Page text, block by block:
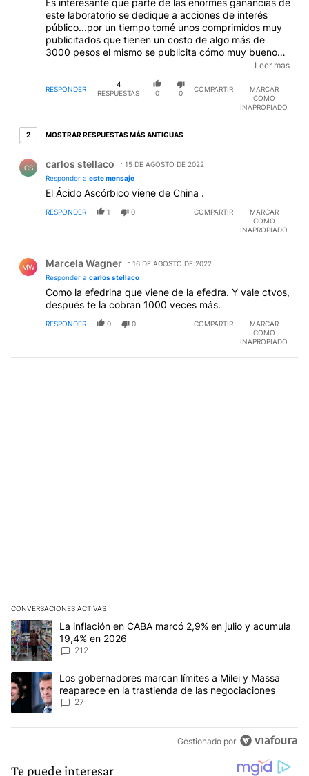
Es interesante que parte de las enormes ganancias de
este laboratorio se dedique a acciones de interés
público...por un tiempo tomé unos comprimidos muy
publicitados que tienen un costo de algo más de
3000 pesos el mismo se publicita cómo muy bueno
para la artrosis... sobre el contenido de los mismos
tomé los costos de sus componentes que llevan los
30 comprimidos ... Cúrcuma Vitamina C cuyo nombre
en el Importador es Ácido Ascórbico el que en un
los mismos entre 100 y 120 pesos entrando en
...empaque.. traslado.. impuestos ganacia droguería
..ganancia de farmacia ....sería interesante saber que
ganancia tiene el Laboratorio entre el costo de los
Leer mas
RESPONDER
4
RESPUESTAS
0 0
COMPARTIR
MARCAR
COMO
INAPROPIADO
22 respuestas más antiguas
MOSTRAR RESPUESTAS MÁS ANTIGUAS
CS carlos stellaco
15 DE AGOSTO DE 2022
Responder a este mensaje
El Ácido Ascórbico viene de China .
RESPONDER 1 0 COMPARTIR
MARCAR
COMO
INAPROPIADO
MW Marcela Wagner
16 DE AGOSTO DE 2022
Responder a carlos stellaco
Como la efedrina que viene de la efedra. Y vale ctvos,
después te la cobran 1000 veces más.
RESPONDER 0 0 COMPARTIR
MARCAR
COMO
INAPROPIADO
CONVERSACIONES ACTIVAS
Este listado muestra los artículos con más comentarios en los
Un artículo de tendencia con el título "La inflación en CABA
La inflación en CABA marcó 2,9% en julio y acumula
19,4% en 2026
212
Un artículo de tendencia con el título "Los gobernadores marcan
Los gobernadores marcan límites a Milei y Massa
reaparece en la trastienda de las negociaciones
27
Gestionado por